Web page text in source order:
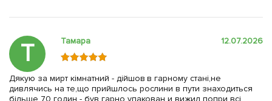
Т Тамара 12.07.2026
Дякую за мирт кімнатний - дійшов в гарному стані,не
дивлячись на те,що прийшлось рослини в пути знаходиться